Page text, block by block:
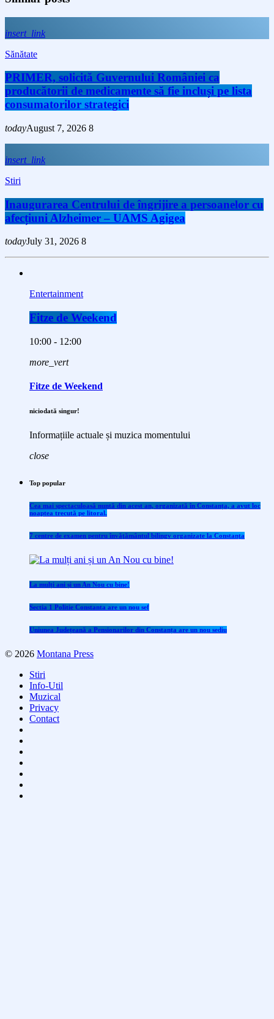
insert_link
Sănătate
PRIMER, solicită Guvernului României ca
producătorii de medicamente să fie incluși pe lista
consumatorilor strategici
todayAugust 7, 2026 8
insert_link
Stiri
Inaugurarea Centrului de îngrijire a persoanelor cu
afecțiuni Alzheimer – UAMS Agigea
todayJuly 31, 2026 8
Entertainment
Fitze de Weekend
10:00 - 12:00
more_vert
Fitze de Weekend
niciodată singur!
Informațiile actuale și muzica momentului
close
Top popular
Cea mai spectaculoasă nuntă din acest an, organizată în Constanța, a avut loc
noaptea trecută pe litoral.
7 centre de examen pentru învăţământul bilingv organizate la Constanţa
La mulți ani și un An Nou cu bine!
Sectia 1 Politie Constanta are un nou sef
Uniunea Județeană a Pensionarilor din Constanța are un nou sediu
© 2026 Montana Press
Stiri
Info-Util
Muzical
Privacy
Contact